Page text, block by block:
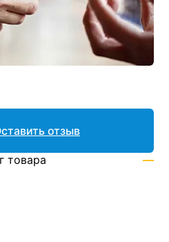
отзыв
товара —